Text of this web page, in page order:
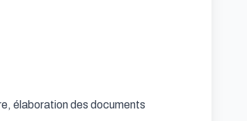
élaboration des documents